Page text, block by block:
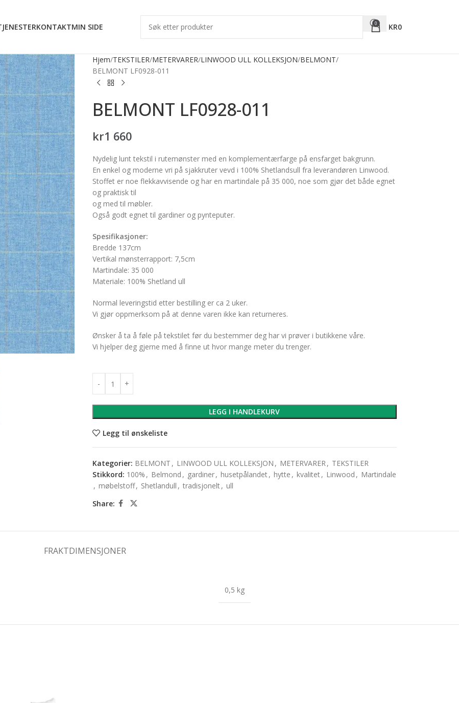
KONTAKTMIN SIDE 0 KR0
Hjem TEKSTILER METERVARER LINWOOD ULL KOLLEKSJON BELMONT
BELMONT LF0928-011
BELMONT LF0928-011
kr1 660
Nydelig lunt tekstil i rutemønster med en komplementærfarge på ensfarget bakgrunn.
En enkel og moderne vri på sjakkruter vevd i 100% Shetlandsull fra leverandøren Linwood.
Stoffet er noe flekkavvisende og har en martindale på 35 000, noe som gjør det både egnet
og praktisk til
og med til møbler.
Også godt egnet til gardiner og pynteputer.
Spesifikasjoner:
Bredde 137cm
Vertikal mønsterrapport: 7,5cm
Martindale: 35 000
Materiale: 100% Shetland ull
Normal leveringstid etter bestilling er ca 2 uker.
Vi gjør oppmerksom på at denne varen ikke kan returneres.
Ønsker å ta å føle på tekstilet før du bestemmer deg har vi prøver i butikkene våre.
Vi hjelper deg gjerne med å finne ut hvor mange meter du trenger.
LEGG I HANDLEKURV
Legg til ønskeliste
Kategorier: BELMONT , LINWOOD ULL KOLLEKSJON , METERVARER, TEKSTILER
Stikkord: 100% , Belmond , gardiner, husetpålandet, hytte , kvalitet, Linwood , Martindale
, møbelstoff, Shetlandull , tradisjonelt, ull
Share:
FRAKTDIMENSJONER
0,5 kg